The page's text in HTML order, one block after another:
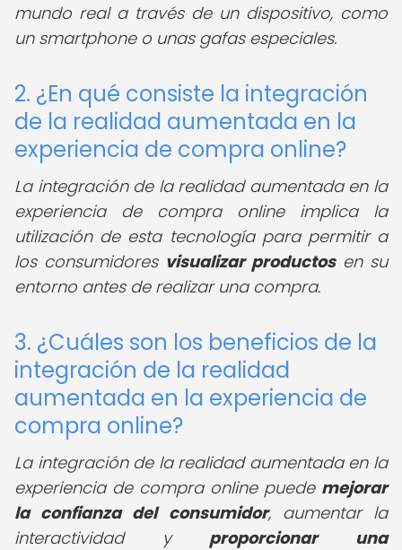
mundo real a través de un dispositivo, como
un smartphone o unas gafas especiales.
2. ¿En qué consiste la integración
de la realidad aumentada en la
experiencia de compra online?
La integración de la realidad aumentada en la
experiencia de compra online implica la
utilización de esta tecnología para permitir a
los consumidores visualizar productosen su
entorno antes de realizar una compra.
3. ¿Cuáles son los beneficios de la
integración de la realidad
aumentada en la experiencia de
compra online?
La integración de la realidad aumentada en la
experiencia de compra online puede mejorar
la confianza del consumidor, aumentar la
interactividad y proporcionar una